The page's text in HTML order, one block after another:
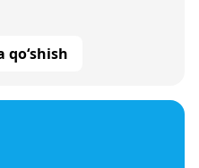
qo‘shish